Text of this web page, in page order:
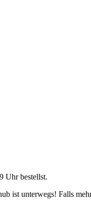
Uhrbestellst.
ist unterwegs! Falls